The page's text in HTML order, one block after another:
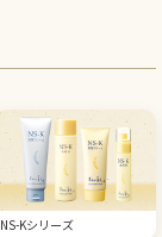
NS-Kシリーズ